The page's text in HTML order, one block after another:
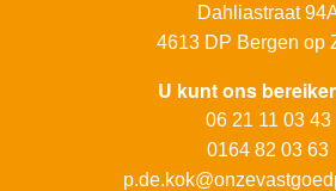
Dahliastraat
4613 DP Bergen op
U kunt ons
06 21 11 03 43
0164 82 03 63